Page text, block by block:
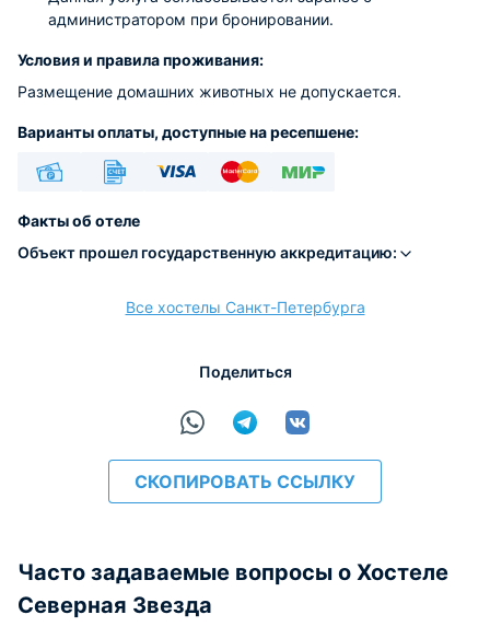
администратором при бронировании.
Условия и правила проживания:
Размещение домашних животных не допускается.
Варианты оплаты, доступные на ресепшене:
расчёт
Факты об отеле
Объект прошел государственную аккредитацию:
Все хостелы Санкт-Петербурга
Поделиться
СКОПИРОВАТЬ ССЫЛКУ
Часто задаваемые вопросы о Хостеле
Северная Звезда